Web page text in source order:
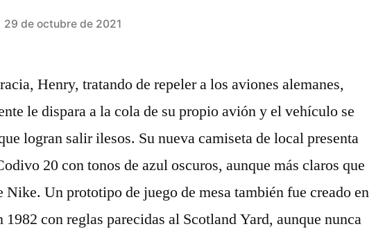
29 de octubre de 2021
Henry, tratando de repeler a los aviones alemanes,
le dispara a la cola de su propio avión y el vehículo se
logran salir ilesos. Su nueva camiseta de local presenta
20 con tonos de azul oscuros, aunque más claros que
Nike. Un prototipo de juego de mesa también fue creado en
con reglas parecidas al Scotland Yard, aunque nunca